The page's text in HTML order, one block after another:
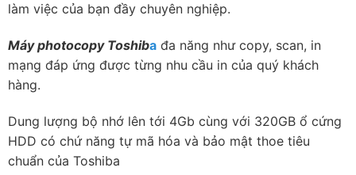
làm việc của bạn đầy chuyên nghiệp.
Máy photocopy Toshiba đa năng như copy, scan, in
mạng đáp ứng được từng nhu cầu in của quý khách
hàng.
Dung lượng bộ nhớ lên tới 4Gb cùng với 320GB ổ cứng
HDD có chứ năng tự mã hóa và bảo mật thoe tiêu
chuẩn của Toshiba